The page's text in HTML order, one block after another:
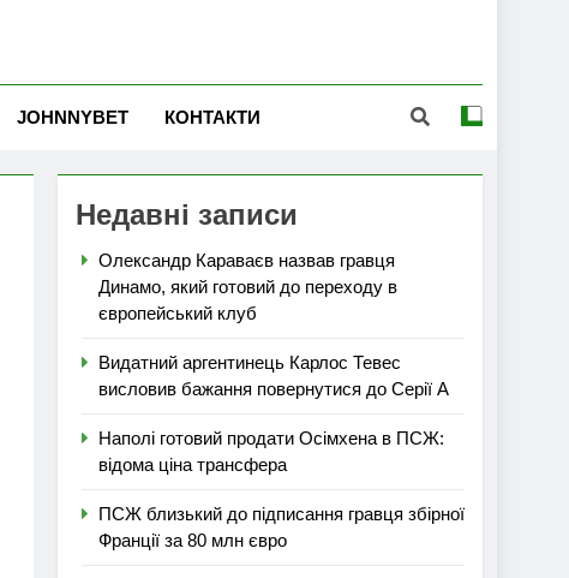
JOHNNYBET КОНТАКТИ
Недавні записи
Олександр Караваєв назвав гравця
Динамо, який готовий до переходу в
європейський клуб
Видатний аргентинець Карлос Тевес
висловив бажання повернутися до Серії А
Наполі готовий продати Осімхена в ПСЖ:
відома ціна трансфера
ПСЖ близький до підписання гравця збірної
Франції за 80 млн євро